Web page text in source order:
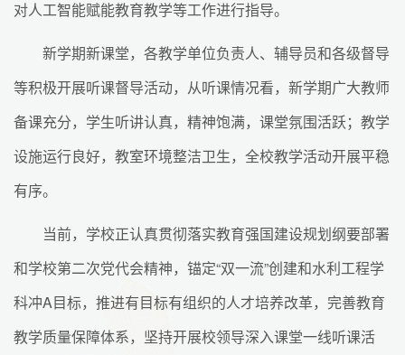
对人工智能赋能教育教学等工作进行指导。
新学期新课堂，各教学单位负责人、辅导员和各级督导
等积极开展听课督导活动，从听课情况看，新学期广大教师
备课充分，学生听讲认真，精神饱满，课堂氛围活跃；教学
设施运行良好，教室环境整洁卫生，全校教学活动开展平稳
有序。
当前，学校正认真贯彻落实教育强国建设规划纲要部署
和学校第二次党代会精神，锚定“双一流”创建和水利工程学
科冲A目标，推进有目标有组织的人才培养改革，完善教育
教学质量保障体系，坚持开展校领导深入课堂一线听课活